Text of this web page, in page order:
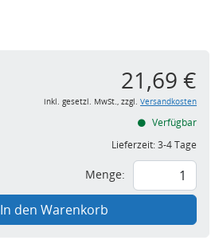
21,69 €
inkl. gesetzl. MwSt., zzgl. Versandkosten
Verfügbar
Lieferzeit:3-4 Tage
Menge:
In den Warenkorb